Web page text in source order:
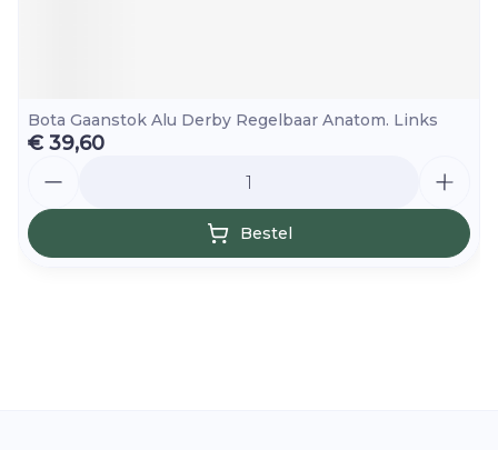
Bota Gaanstok Alu Derby Regelbaar Anatom. Links
€ 39,60
Bestel